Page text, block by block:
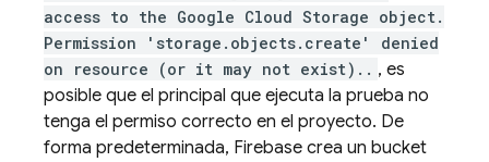
access to the Google Cloud Storage object.
Permission 'storage.objects.create' denied
on resource (or it may not exist).. , es
posible que el principal que ejecuta la prueba no
tenga el permiso correcto en el proyecto. De
forma predeterminada, Firebase crea un bucket